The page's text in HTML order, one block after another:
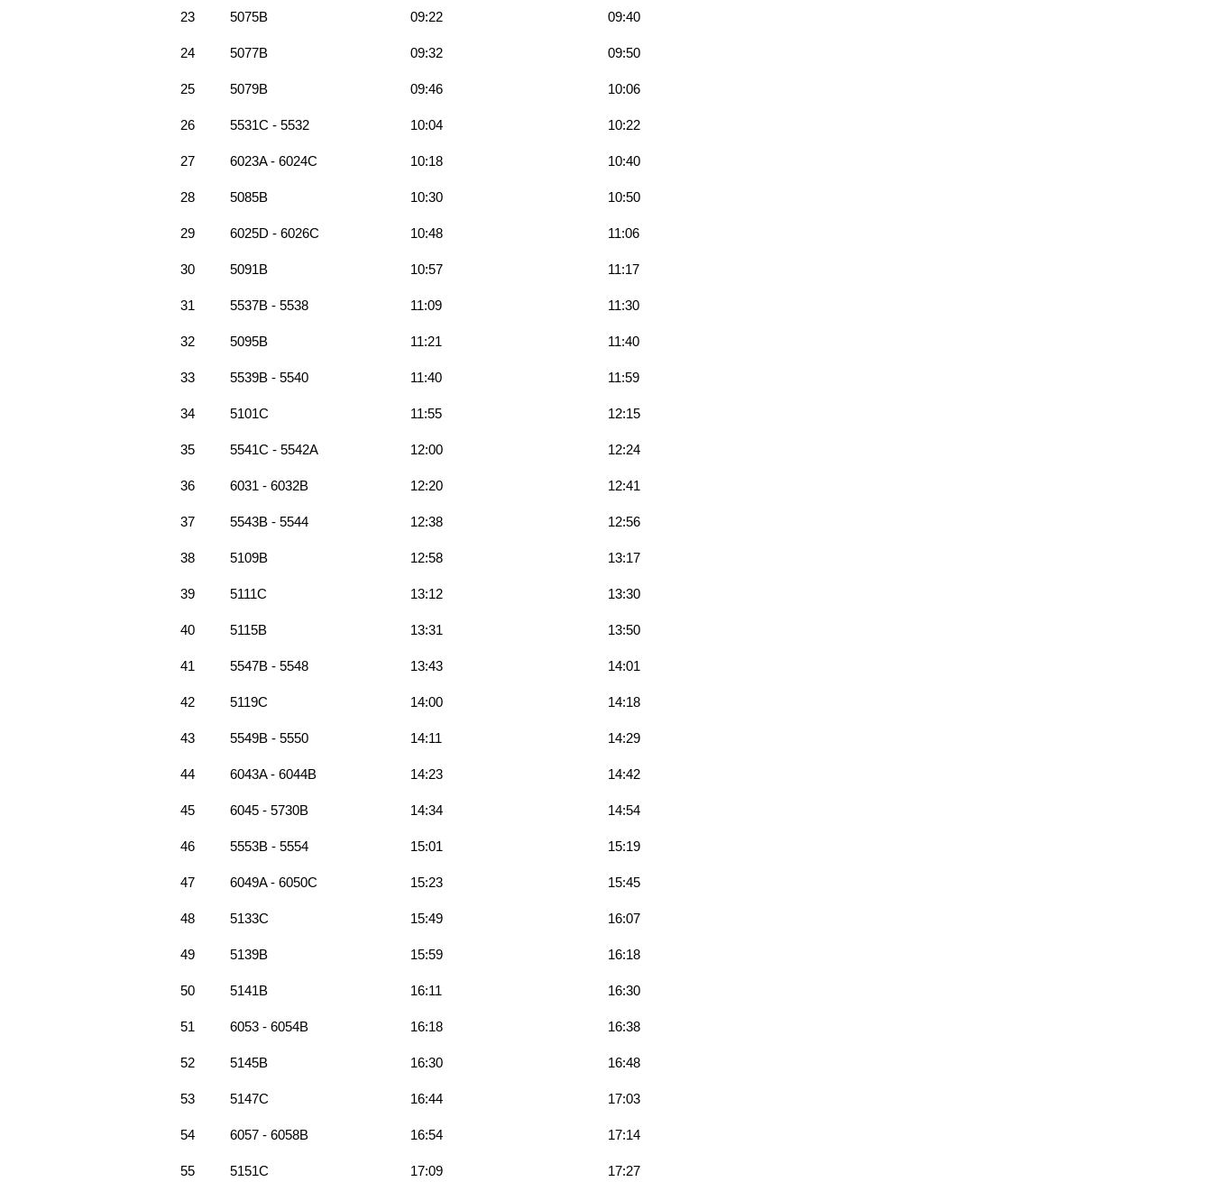
23 5075B 09:22 09:40
24 5077B 09:32 09:50
25 5079B 09:46 10:06
26 5531C - 5532 10:04 10:22
27 6023A - 6024C 10:18 10:40
28 5085B 10:30 10:50
29 6025D - 6026C 10:48 11:06
30 5091B 10:57 11:17
31 5537B - 5538 11:09 11:30
32 5095B 11:21 11:40
33 5539B - 5540 11:40 11:59
34 5101C 11:55 12:15
35 5541C - 5542A 12:00 12:24
36 6031 - 6032B 12:20 12:41
37 5543B - 5544 12:38 12:56
38 5109B 12:58 13:17
39 5111C 13:12 13:30
40 5115B 13:31 13:50
41 5547B - 5548 13:43 14:01
42 5119C 14:00 14:18
43 5549B - 5550 14:11 14:29
44 6043A - 6044B 14:23 14:42
45 6045 - 5730B 14:34 14:54
46 5553B - 5554 15:01 15:19
47 6049A - 6050C 15:23 15:45
48 5133C 15:49 16:07
49 5139B 15:59 16:18
50 5141B 16:11 16:30
51 6053 - 6054B 16:18 16:38
52 5145B 16:30 16:48
53 5147C 16:44 17:03
54 6057 - 6058B 16:54 17:14
55 5151C 17:09 17:27